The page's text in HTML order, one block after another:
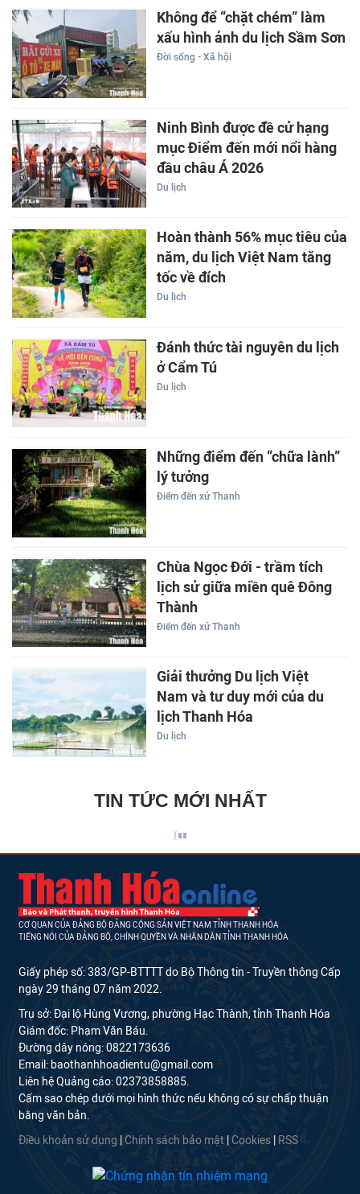
Không để “chặt chém” làm
xấu hình ảnh du lịch Sầm Sơn
Đời sống - Xã hội
Ninh Bình được đề cử hạng
mục Điểm đến mới nổi hàng
đầu châu Á 2026
Du lịch
Hoàn thành 56% mục tiêu của
năm, du lịch Việt Nam tăng
tốc về đích
Du lịch
Đánh thức tài nguyên du lịch
ở Cẩm Tú
Du lịch
Những điểm đến “chữa lành”
lý tưởng
Điểm đến xứ Thanh
Chùa Ngọc Đới - trầm tích
lịch sử giữa miền quê Đông
Thành
Điểm đến xứ Thanh
Giải thưởng Du lịch Việt
Nam và tư duy mới của du
lịch Thanh Hóa
Du lịch
TIN TỨC MỚI NHẤT
CƠ QUAN CỦA ĐẢNG BỘ ĐẢNG CỘNG SẢN VIỆT NAM TỈNH THANH HÓA
TIẾNG NÓI CỦA ĐẢNG BỘ, CHÍNH QUYỀN VÀ NHÂN DÂN TỈNH THANH HÓA
Giấy phép số: 383/GP-BTTTT do Bộ Thông tin - Truyền thông Cấp
ngày 29 tháng 07 năm 2022.
Trụ sở: Đại lộ Hùng Vương, phường Hạc Thành, tỉnh Thanh Hóa
Giám đốc: Phạm Văn Báu.
Đường dây nóng: 0822173636
Email: baothanhhoadientu@gmail.com
Liên hệ Quảng cáo: 02373858885.
Cấm sao chép dưới mọi hình thức nếu không có sự chấp thuận
bằng văn bản.
Điều khoản sử dụng Chính sách bảo mật Cookies RSS